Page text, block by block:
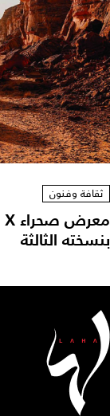
ثقافة وفنون
بنسخته الثالثة